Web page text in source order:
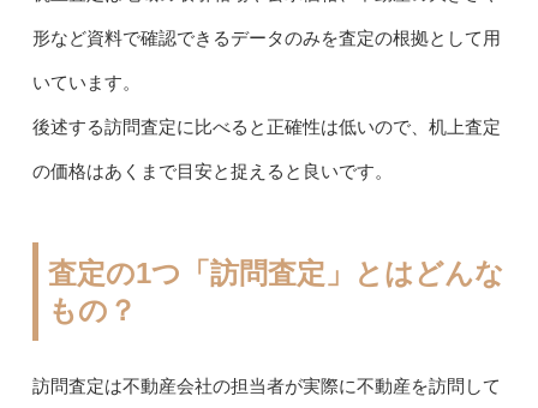
形など資料で確認できるデータのみを査定の根拠として用
いています。
後述する訪問査定に比べると正確性は低いので、机上査定
の価格はあくまで目安と捉えると良いです。
査定の1つ「訪問査定」とはどんな
もの？
訪問査定は不動産会社の担当者が実際に不動産を訪問して